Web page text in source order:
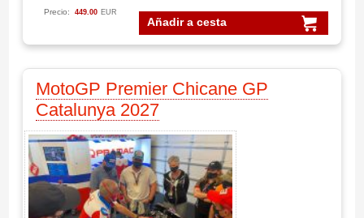
Añadir a cesta
Precio: 449.00 EUR
MotoGP Premier Chicane GP
Catalunya 2027